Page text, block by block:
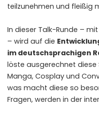
teilzunehmen und fleißig
In dieser Talk-Runde –
– wird auf die
im deutschsprachigen
löste ausgerechnet diese
Manga, Cosplay und
was macht diese so
Fragen, werden in der